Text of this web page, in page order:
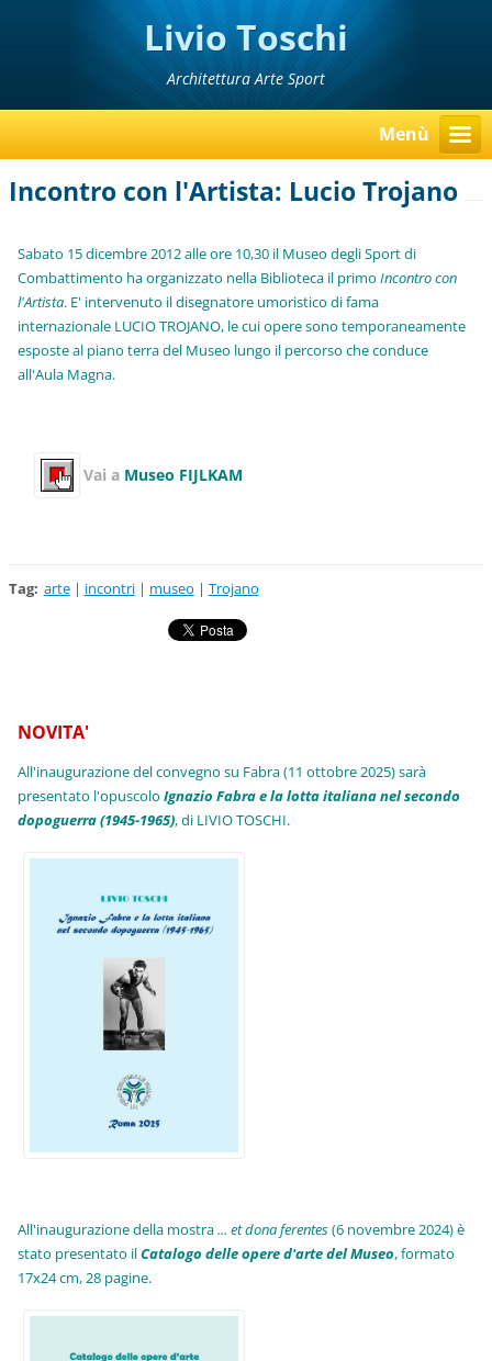
Livio Toschi
Architettura Arte Sport
Menù
Incontro con l'Artista: Lucio Trojano
Sabato 15 dicembre 2012 alle ore 10,30 il Museo degli Sport di
Combattimento ha organizzato nella Biblioteca il primoIncontro con
l'Artista. E' intervenuto il disegnatore umoristico di fama
internazionale LUCIO TROJANO, le cui opere sono temporaneamente
esposte al piano terra del Museo lungo il percorso che conduce
all'Aula Magna.
Vai a Museo FIJLKAM
Tag: arte | incontri | museo | Trojano
NOVITA'
All'inaugurazione del convegno su Fabra (11 ottobre 2025) sarà
presentato l'opuscoloIgnazio Fabra e la lotta italiana nel secondo
dopoguerra (1945-1965), di LIVIO TOSCHI.
All'inaugurazione della mostra... et dona ferentes(6 novembre 2024) è
stato presentato ilCatalogo delle opere d'arte del Museo, formato
17x24 cm, 28 pagine.